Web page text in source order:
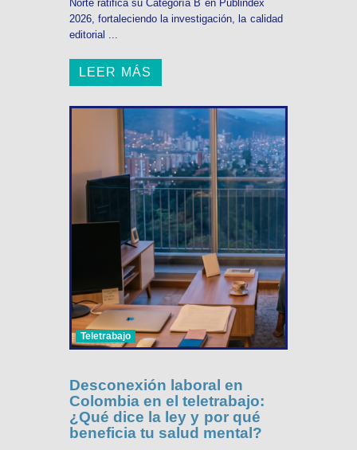
Norte ratifica su Categoría B en Publindex
2026, fortaleciendo la investigación, la calidad
editorial ...
LEER MÁS
Teletrabajo
Desconexión laboral en
Colombia en el teletrabajo:
¿Qué dice la ley y por qué
beneficia tu salud mental?